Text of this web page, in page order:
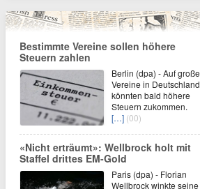
Bestimmte Vereine sollen höhere
Steuern zahlen
Berlin (dpa) - Auf große
Vereine in Deutschland
könnten bald höhere
Steuern zukommen.
[…] (00)
«Nicht erträumt»: Wellbrock holt mit
Staffel drittes EM-Gold
Paris (dpa) - Florian
Wellbrock winkte seine